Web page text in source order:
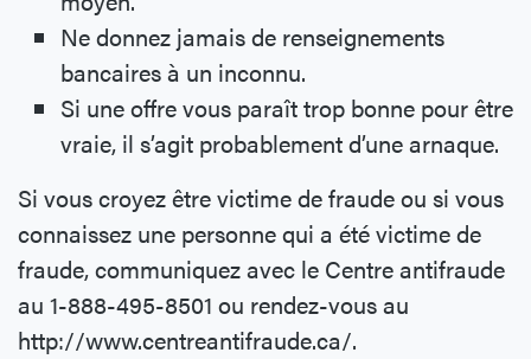
Ne donnez jamais de renseignements
bancaires à un inconnu.
Si une offre vous paraît trop bonne pour être
vraie, il s’agit probablement d’une arnaque.
Si vous croyez être victime de fraude ou si vous
connaissez une personne qui a été victime de
fraude, communiquez avec le Centre antifraude
au 1-888-495-8501 ou rendez-vous au
http://www.centreantifraude.ca/.